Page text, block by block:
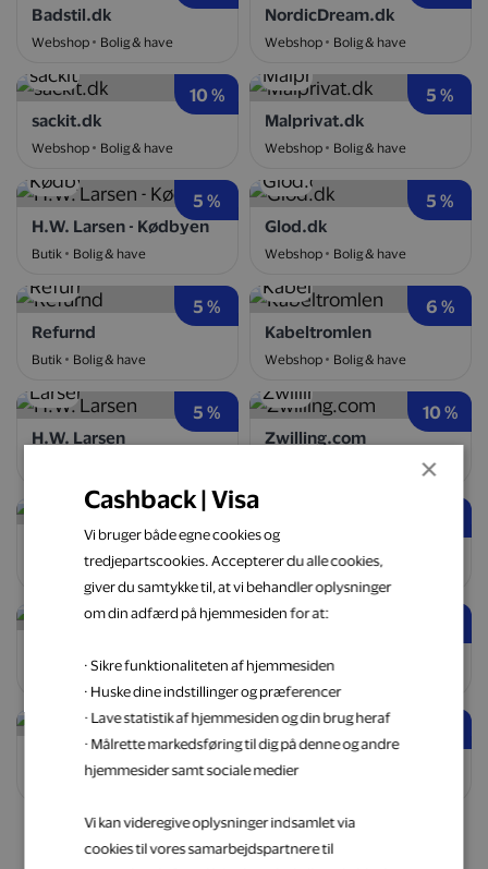
Badstil.dk
Webshop Bolig & have
NordicDream.dk
Webshop Bolig & have
10 %
sackit.dk
Webshop Bolig & have
5 %
Malprivat.dk
Webshop Bolig & have
5 %
H.W. Larsen - Kødbyen
Butik Bolig & have
5 %
Glod.dk
Webshop Bolig & have
5 %
Refurnd
Butik Bolig & have
6 %
Kabeltromlen
Webshop Bolig & have
5 %
H.W. Larsen
10 %
Zwilling.com
10 %
Arebos.dk
Webshop Bolig & have
Symaskinetorvet.dk
Webshop Bolig & have
11 %
Bolig & have Webshop
5 %
Bad & Stil
Bolig & have
H.W. Larsen - Brøndby
×
Cashback | Visa
Vi bruger både egne cookies og
tredjepartscookies. Accepterer du alle cookies,
giver du samtykke til, at vi behandler oplysninger
om din adfærd på hjemmesiden for at:
· Sikre funktionaliteten af hjemmesiden
· Huske dine indstillinger og præferencer
· Lave statistik af hjemmesiden og din brug heraf
· Målrette markedsføring til dig på denne og andre
hjemmesider samt sociale medier
Vi kan videregive oplysninger indsamlet via
cookies til vores samarbejdspartnere til